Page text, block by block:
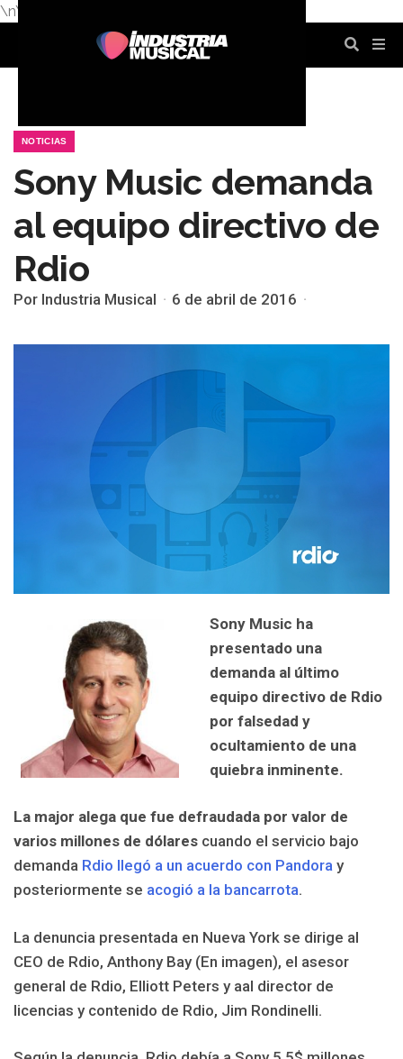
\n\n
NOTICIAS
Sony Music demanda
al equipo directivo de
Rdio
Por Industria Musical 6 de abril de 2016
Sony Music ha
presentado una
demanda al último
equipo directivo de Rdio
por falsedad y
ocultamiento de una
quiebra inminente.
La major alega que fue defraudada por valor de
varios millones de dólares cuando el servicio bajo
demanda Rdio llegó a un acuerdo con Pandora y
posteriormente se acogió a la bancarrota.
La denuncia presentada en Nueva York se dirige al
CEO de Rdio, Anthony Bay (En imagen), el asesor
general de Rdio, Elliott Peters y aal director de
licencias y contenido de Rdio, Jim Rondinelli.